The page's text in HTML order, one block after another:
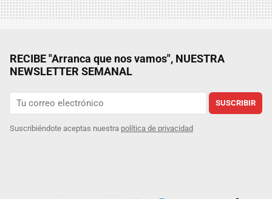
RECIBE "Arranca que nos vamos", NUESTRA
NEWSLETTER SEMANAL
SUSCRIBIR
Suscribiéndote aceptas nuestra política de privacidad